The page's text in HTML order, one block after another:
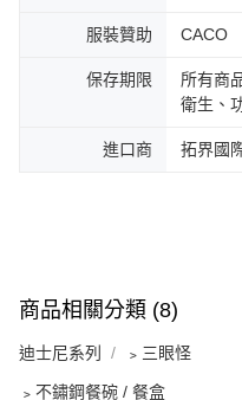
服裝贊助 CACO
保存期限
所有商
衛生、
進口商 拓界國
商品相關分類 (8)
迪士尼系列 ﹥三眼怪
﹥不鏽鋼餐碗 / 餐盒